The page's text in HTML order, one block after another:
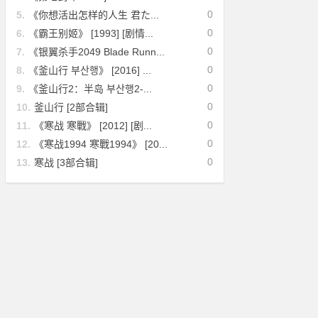
0
5.
《你想活出怎样的人生 君た...
0
6.
《霸王别姬》 [1993] [剧情...
0
7.
《银翼杀手2049 Blade Runn...
0
8.
《釜山行 부산행》 [2016] ...
0
9.
《釜山行2：半岛 부산행2-...
0
10. 釜山行 [2部合辑]
0
11.
《寒战 寒戰》 [2012] [剧...
0
12.
《寒战1994 寒戰1994》 [20...
0
13. 寒战 [3部合辑]